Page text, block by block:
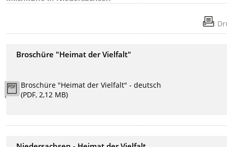
Broschüre "Heimat der Vielfalt"
Broschüre "Heimat der Vielfalt" - deutsch
(PDF, 2,12 MB)